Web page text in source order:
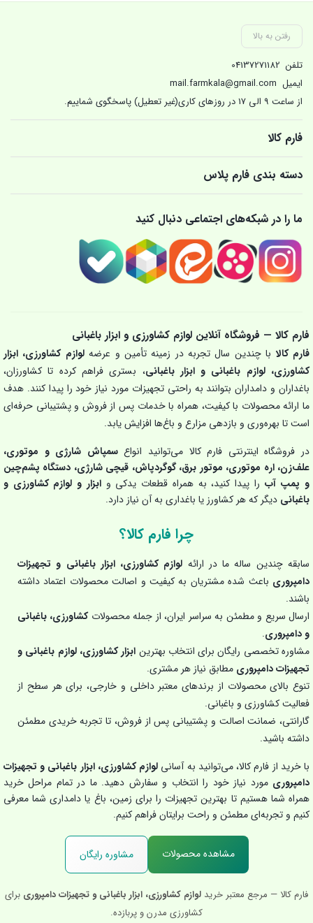
رفتن به بالا
تلفن 04137271182
ایمیل mail.farmkala@gmail.com
از ساعت 9 الی 17 در روزهای کاری(غیر تعطیل) پاسخگوی شماییم.
فارم کالا
دسته بندی فارم پلاس
ما را در شبکه‌های اجتماعی دنبال کنید
فارم کالا — فروشگاه آنلاین لوازم کشاورزی و ابزار باغبانی
فارم کالا با چندین سال تجربه در زمینه تأمین و عرضهلوازم کشاورزی، ابزار
کشاورزی، لوازم باغبانی و ابزار باغبانی، بستری فراهم کرده تا کشاورزان،
باغداران و دامداران بتوانند به راحتی تجهیزات مورد نیاز خود را پیدا کنند. هدف
ما ارائه محصولات با کیفیت، همراه با خدمات پس از فروش و پشتیبانی حرفه‌ای
است تا بهره‌وری و بازدهی مزارع و باغ‌ها افزایش یابد.
در فروشگاه اینترنتی فارم کالا می‌توانید انواعسمپاش شارژی و موتوری،
علف‌زن، اره موتوری، موتور برق، گوگردپاش، قیچی شارژی، دستگاه پشم‌چین
و پمپ آب را پیدا کنید، به همراه قطعات یدکی وابزار و لوازم کشاورزی و
باغبانی دیگر که هر کشاورز یا باغداری به آن نیاز دارد.
چرا فارم کالا؟
سابقه چندین ساله ما در ارائه لوازم کشاورزی، ابزار باغبانی و تجهیزات
دامپروری باعث شده مشتریان به کیفیت و اصالت محصولات اعتماد داشته
باشند.
ارسال سریع و مطمئن به سراسر ایران، از جمله محصولاتکشاورزی، باغبانی
و دامپروری.
مشاوره تخصصی رایگان برای انتخاب بهترین ابزار کشاورزی، لوازم باغبانی و
تجهیزات دامپروری مطابق نیاز هر مشتری.
تنوع بالای محصولات از برندهای معتبر داخلی و خارجی، برای هر سطح از
فعالیت کشاورزی و باغبانی.
گارانتی، ضمانت اصالت و پشتیبانی پس از فروش، تا تجربه خریدی مطمئن
داشته باشید.
با خرید از فارم کالا، می‌توانید به آسانی لوازم کشاورزی، ابزار باغبانی و تجهیزات
دامپروری مورد نیاز خود را انتخاب و سفارش دهید. ما در تمام مراحل خرید
همراه شما هستیم تا بهترین تجهیزات را برای زمین، باغ یا دامداری شما معرفی
کنیم و تجربه‌ای مطمئن و راحت برایتان فراهم کنیم.
مشاهده محصولات مشاوره رایگان
فارم کالا — مرجع معتبر خرید لوازم کشاورزی، ابزار باغبانی و تجهیزات دامپروری برای
کشاورزی مدرن و پربازده.